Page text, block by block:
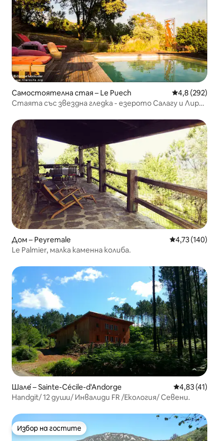
Самостоятелна стая – Le Puech Средна
4,8 (292)
Стаята със звездна гледка - езерото Салагу и Лираб
Дом – Peyremale Средна
4,73 (140)
Le Palmier, малка каменна колиба.
Шале́ – Sainte-Cécile-d'Andorge Средна
4,83 (41)
Handgit/ 12 души/ Инвалиди FR /Екология/ Севени.
Избор на гостите
Избор на гостите